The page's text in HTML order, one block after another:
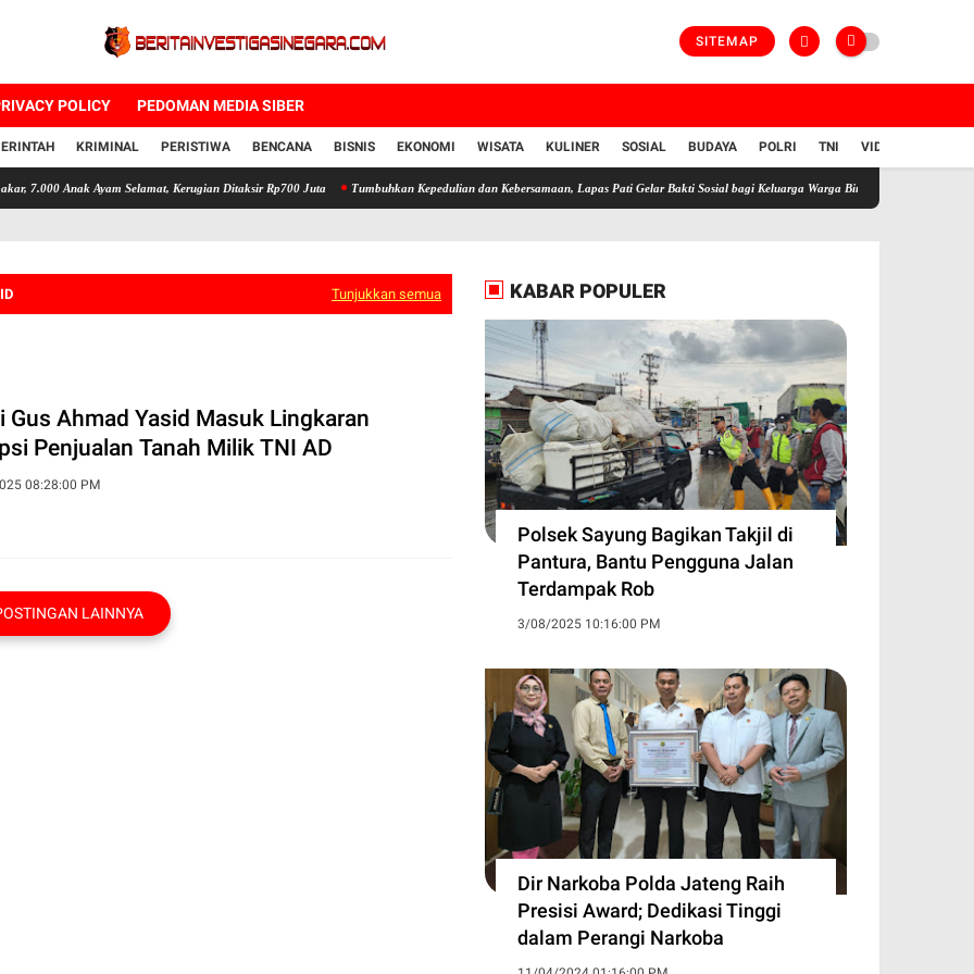
SITEMAP
POLICY PEDOMAN MEDIA SIBER
KRIMINAL PERISTIWA BENCANA BISNIS EKONOMI WISATA KULINER SOSIAL BUDAYA POLRI TNI VIDIO
Ayam Selamat, Kerugian Ditaksir Rp700 Juta Tumbuhkan Kepedulian dan Kebersamaan, Lapas Pati Gelar Bakti Sosial bagi Keluarga Warga Binaan Kapolres Kendal
Tunjukkan semua
Gus Ahmad Yasid Masuk Lingkaran
Penjualan Tanah Milik TNI AD
08:28:00 PM
LAINNYA
KABAR POPULER
Polsek Sayung Bagikan Takjil di
Pantura, Bantu Pengguna Jalan
Terdampak Rob
3/08/2025 10:16:00 PM
Dir Narkoba Polda Jateng Raih
Presisi Award; Dedikasi Tinggi
dalam Perangi Narkoba